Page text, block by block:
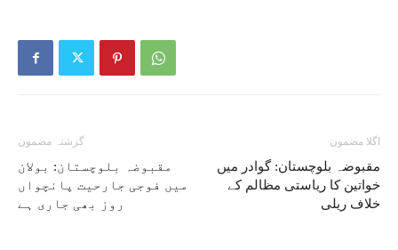
گزشتہ مضمون
مقبوضہ بلوچستان: بولان
میں فوجی جارحیت پانچواں
روز بھی جاری ہے
اگلا مضمون
مقبوضہ بلوچستان: گوادر میں
خواتین کا ریاستی مظالم کے
خلاف ریلی